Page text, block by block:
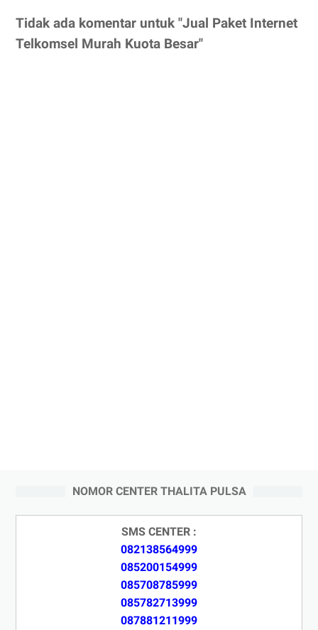
Tidak ada komentar untuk "Jual Paket Internet
Telkomsel Murah Kuota Besar"
NOMOR CENTER THALITA PULSA
SMS CENTER :
082138564999
085200154999
085708785999
085782713999
087881211999